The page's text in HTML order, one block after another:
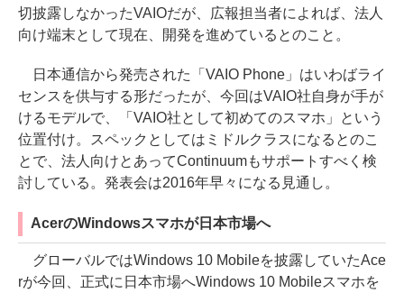
切披露しなかったVAIOだが、広報担当者によれば、法人
向け端末として現在、開発を進めているとのこと。
日本通信から発売された「VAIO Phone」はいわばライ
センスを供与する形だったが、今回はVAIO社自身が手が
けるモデルで、「VAIO社として初めてのスマホ」という
位置付け。スペックとしてはミドルクラスになるとのこ
とで、法人向けとあってContinuumもサポートすべく検
討している。発表会は2016年早々になる見通し。
AcerのWindowsスマホが日本市場へ
グローバルではWindows 10 Mobileを披露していたAce
rが今回、正式に日本市場へWindows 10 Mobileスマホを